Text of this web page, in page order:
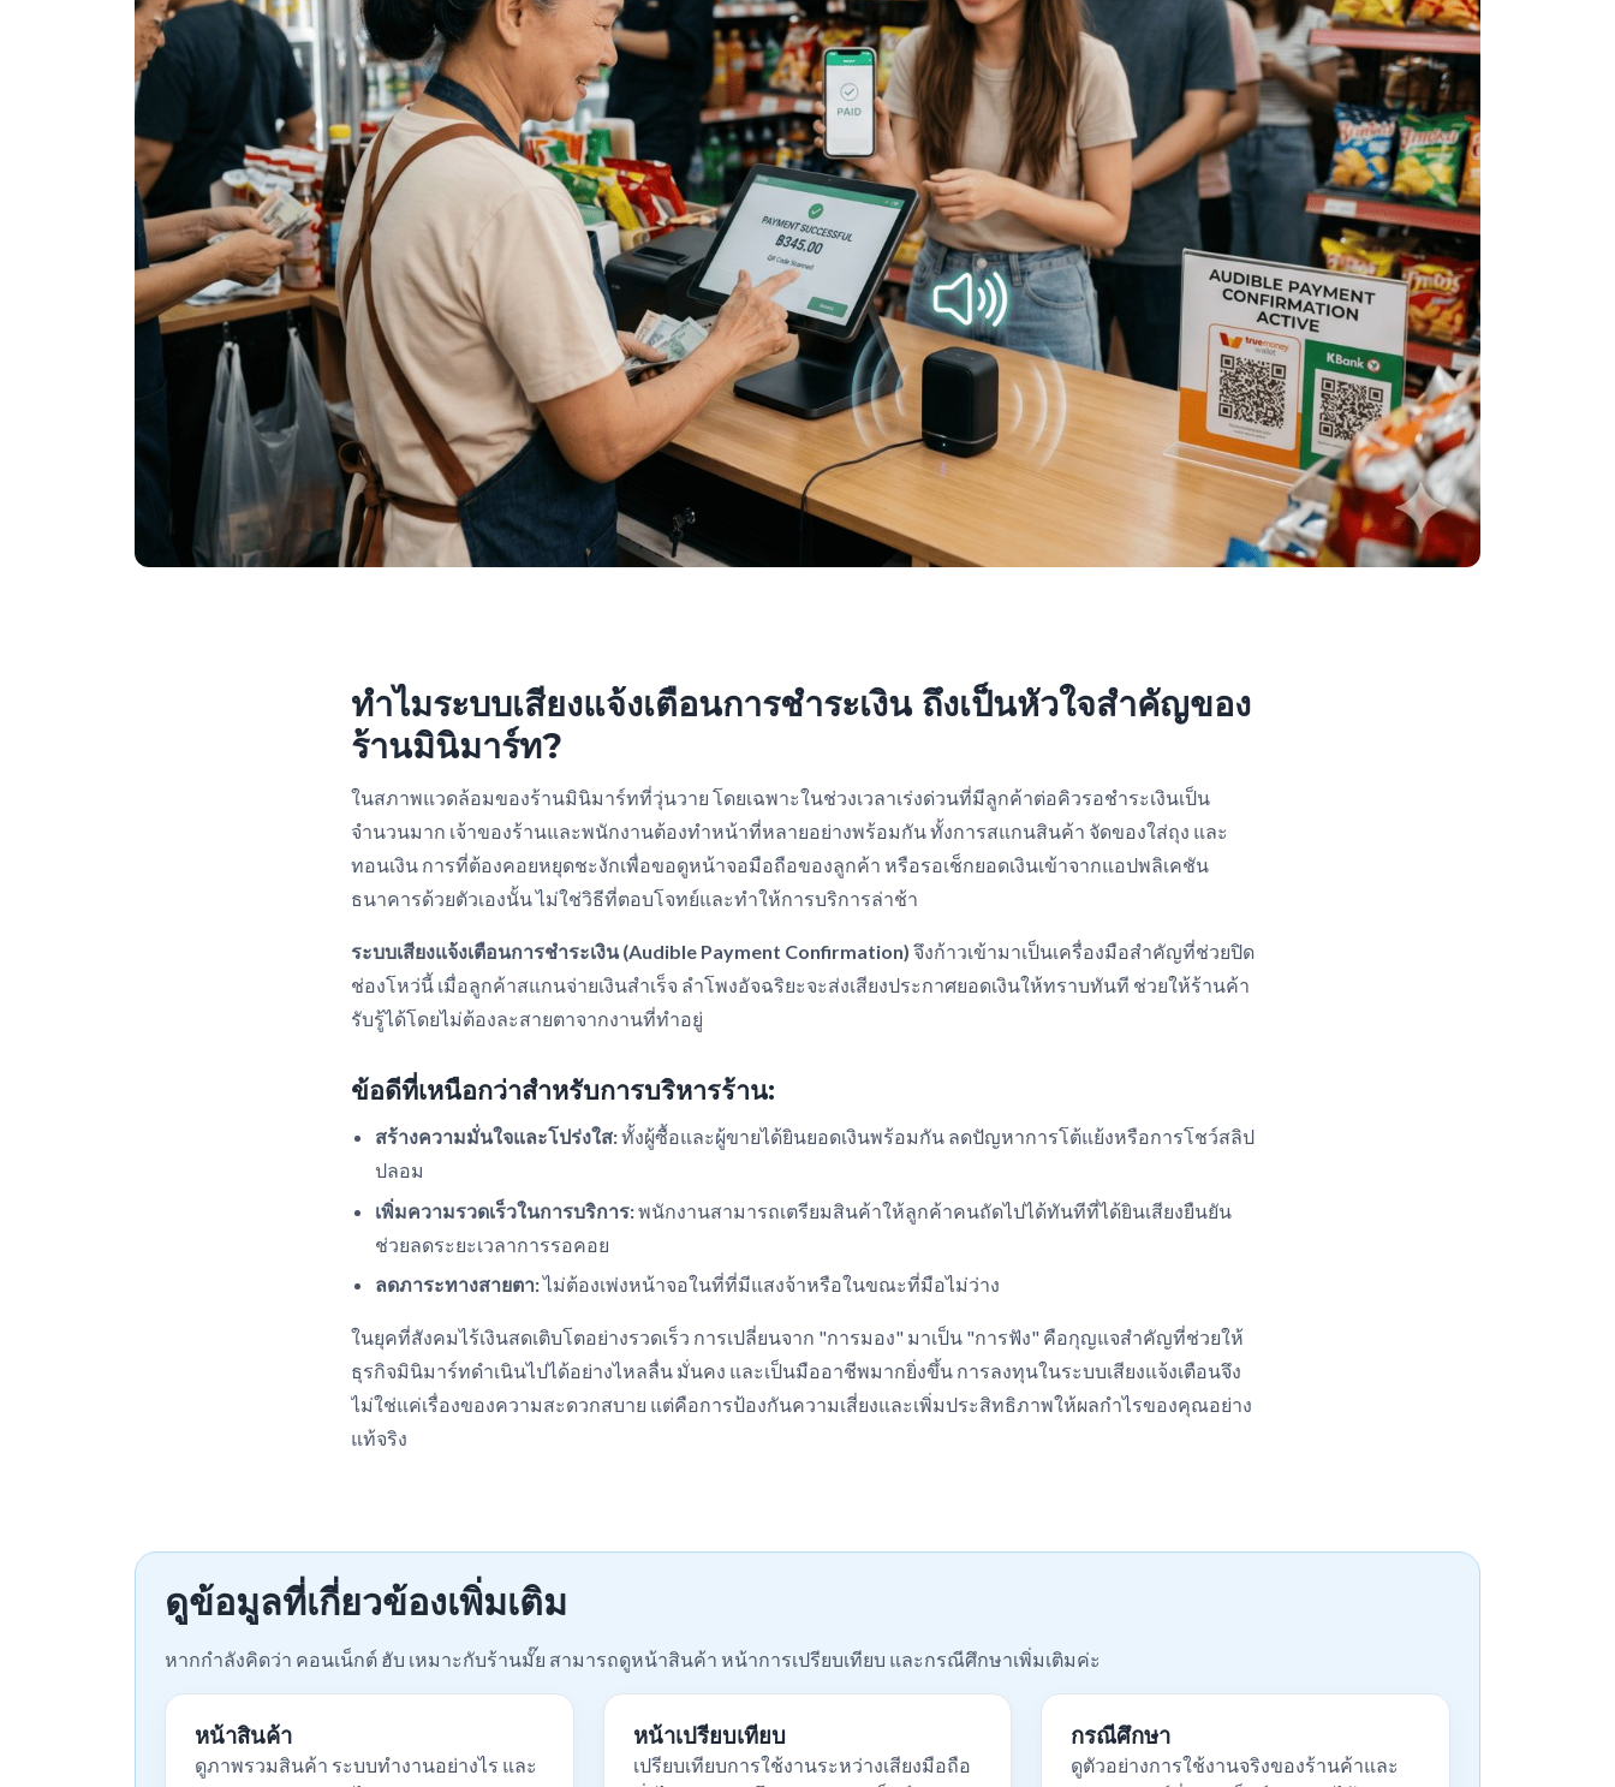
ทำไมระบบเสียงแจ้งเตือนการชำระเงิน ถึงเป็นหัวใจสำคัญของ
ร้านมินิมาร์ท?
ในสภาพแวดล้อมของร้านมินิมาร์ทที่วุ่นวาย โดยเฉพาะในช่วงเวลาเร่งด่วนที่มีลูกค้าต่อคิวรอชำระเงินเป็น
จำนวนมาก เจ้าของร้านและพนักงานต้องทำหน้าที่หลายอย่างพร้อมกัน ทั้งการสแกนสินค้า จัดของใส่ถุง และ
ทอนเงิน การที่ต้องคอยหยุดชะงักเพื่อขอดูหน้าจอมือถือของลูกค้า หรือรอเช็กยอดเงินเข้าจากแอปพลิเคชัน
ธนาคารด้วยตัวเองนั้น ไม่ใช่วิธีที่ตอบโจทย์และทำให้การบริการล่าช้า
ระบบเสียงแจ้งเตือนการชำระเงิน (Audible Payment Confirmation) จึงก้าวเข้ามาเป็นเครื่องมือสำคัญที่ช่วยปิด
ช่องโหว่นี้ เมื่อลูกค้าสแกนจ่ายเงินสำเร็จ ลำโพงอัจฉริยะจะส่งเสียงประกาศยอดเงินให้ทราบทันที ช่วยให้ร้านค้า
รับรู้ได้โดยไม่ต้องละสายตาจากงานที่ทำอยู่
ข้อดีที่เหนือกว่าสำหรับการบริหารร้าน:
สร้างความมั่นใจและโปร่งใส:ทั้งผู้ซื้อและผู้ขายได้ยินยอดเงินพร้อมกัน ลดปัญหาการโต้แย้งหรือการโชว์สลิป
ปลอม
เพิ่มความรวดเร็วในการบริการ:พนักงานสามารถเตรียมสินค้าให้ลูกค้าคนถัดไปได้ทันทีที่ได้ยินเสียงยืนยัน
ช่วยลดระยะเวลาการรอคอย
ลดภาระทางสายตา:ไม่ต้องเพ่งหน้าจอในที่ที่มีแสงจ้าหรือในขณะที่มือไม่ว่าง
ในยุคที่สังคมไร้เงินสดเติบโตอย่างรวดเร็ว การเปลี่ยนจาก "การมอง" มาเป็น "การฟัง" คือกุญแจสำคัญที่ช่วยให้
ธุรกิจมินิมาร์ทดำเนินไปได้อย่างไหลลื่น มั่นคง และเป็นมืออาชีพมากยิ่งขึ้น การลงทุนในระบบเสียงแจ้งเตือนจึง
ไม่ใช่แค่เรื่องของความสะดวกสบาย แต่คือการป้องกันความเสี่ยงและเพิ่มประสิทธิภาพให้ผลกำไรของคุณอย่าง
แท้จริง
ดูข้อมูลที่เกี่ยวข้องเพิ่มเติม
หากกำลังคิดว่า คอนเน็กต์ ฮับ เหมาะกับร้านมั๊ย สามารถดูหน้าสินค้า หน้าการเปรียบเทียบ และกรณีศึกษาเพิ่มเติมค่ะ
หน้าสินค้า
ดูภาพรวมสินค้า ระบบทำงานอย่างไร และ
หน้าเปรียบเทียบ
เปรียบเทียบการใช้งานระหว่างเสียงมือถือ
กรณีศึกษา
ดูตัวอย่างการใช้งานจริงของร้านค้าและ